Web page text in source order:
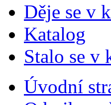
Děje se v
Katalog
Stalo se v
Úvodní